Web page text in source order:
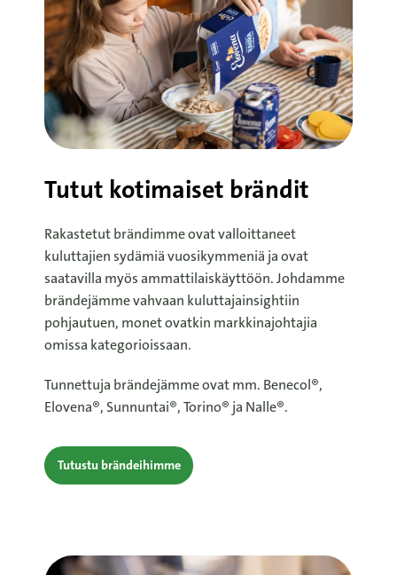
Tutut kotimaiset brändit
Rakastetut brändimme ovat valloittaneet
kuluttajien sydämiä vuosikymmeniä ja ovat
saatavilla myös ammattilaiskäyttöön. Johdamme
brändejämme vahvaan kuluttajainsightiin
pohjautuen, monet ovatkin markkinajohtajia
omissa kategorioissaan.
Tunnettuja brändejämme ovat mm. Benecol®,
Elovena®, Sunnuntai®, Torino® ja Nalle®.
Tutustu brändeihimme